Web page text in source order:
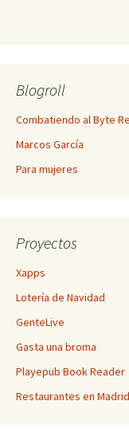
Blogroll
Combatiendo al Byte
Marcos García
Para mujeres
Proyectos
Xapps
Lotería de Navidad
GenteLive
Gasta una broma
Playepub Book Reader
Restaurantes en Madrid